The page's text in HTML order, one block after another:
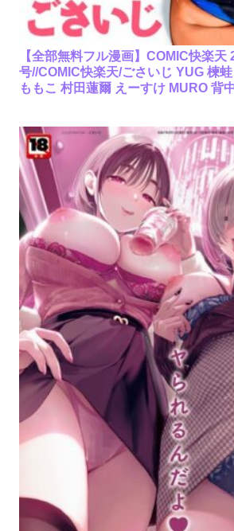
【全部無料フル漫画】COMIC快楽天
号//COMIC快楽天/ごさいじ YUG 楝
ももこ 村田蓮爾 えーすけ MURO 背
かづき だいじ 南文夏 層積 エロ井ロ